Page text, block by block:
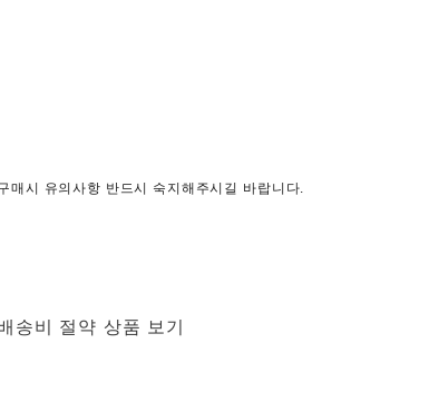
매시 유의사항 반드시 숙지해주시길 바랍니다.
송비 절약 상품 보기